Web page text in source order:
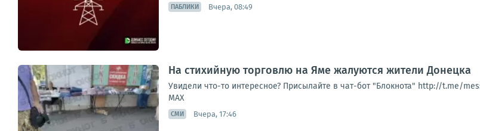
ПАБЛИКИ Вчера, 08:49
На стихийную торговлю на Яме жалуются жители Донецка
Увидели что-то интересное? Присылайте в чат-бот "Блокнота" http://t.me/
МАХ
СМИ Вчера, 17:46